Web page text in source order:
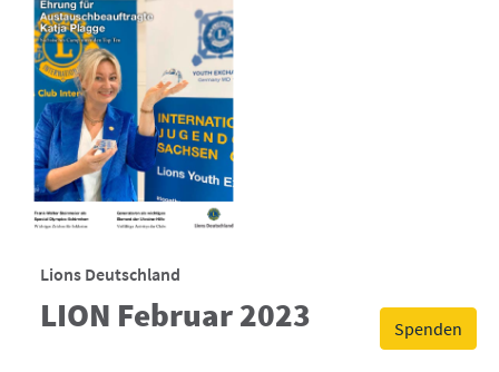
Spenden
Lions Deutschland
LION Februar 2023